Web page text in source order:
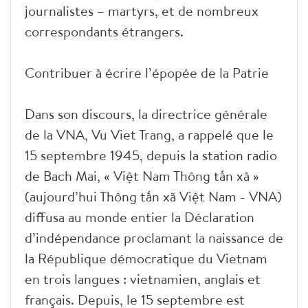
journalistes – martyrs, et de nombreux
correspondants étrangers.
Contribuer à écrire l’épopée de la Patrie
Dans son discours, la directrice générale
de la VNA, Vu Viet Trang, a rappelé que le
15 septembre 1945, depuis la station radio
de Bach Mai, « Việt Nam Thông tấn xã »
(aujourd’hui Thông tấn xã Việt Nam - VNA)
diffusa au monde entier la Déclaration
d’indépendance proclamant la naissance de
la République démocratique du Vietnam
en trois langues : vietnamien, anglais et
français. Depuis, le 15 septembre est